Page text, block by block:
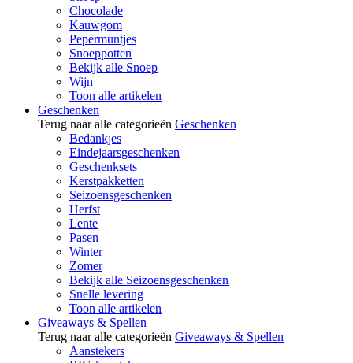
Chocolade
Kauwgom
Pepermuntjes
Snoeppotten
Bekijk alle Snoep
Wijn
Toon alle artikelen
Geschenken
Terug naar alle categorieën Geschenken
Bedankjes
Eindejaarsgeschenken
Geschenksets
Kerstpakketten
Seizoensgeschenken
Herfst
Lente
Pasen
Winter
Zomer
Bekijk alle Seizoensgeschenken
Snelle levering
Toon alle artikelen
Giveaways & Spellen
Terug naar alle categorieën Giveaways & Spellen
Aanstekers